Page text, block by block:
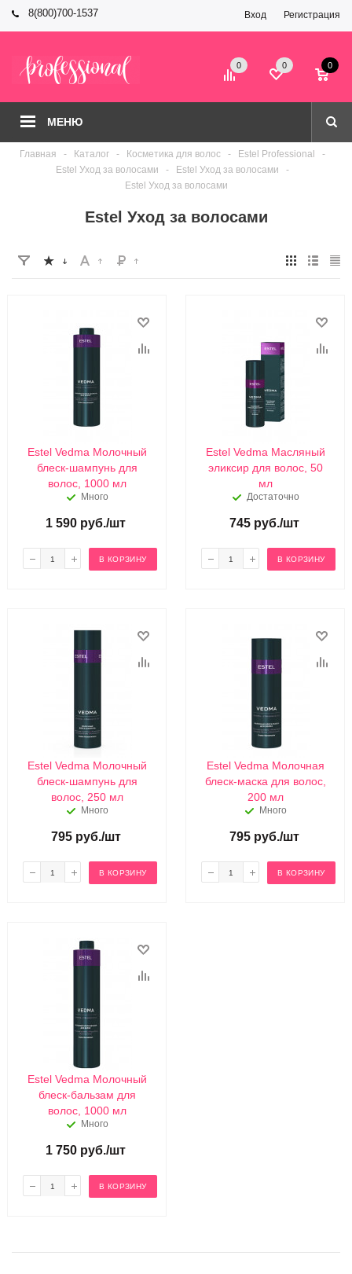
8(800)700-1537 Вход Регистрация
МЕНЮ
0 0 0
Главная - Каталог - Косметика для волос - Estel Professional
-
Estel Уход за волосами
- Estel Уход за волосами
-
Estel Уход за волосами
Estel Уход за волосами
Estel Vedma Молочный
блеск-шампунь для
волос, 1000 мл
Много
1 590 руб./шт
В КОРЗИНУ
Estel Vedma Масляный
эликсир для волос, 50
мл
Достаточно
745руб./шт
В КОРЗИНУ
Estel Vedma Молочный
блеск-шампунь для
волос, 250 мл
Много
795руб./шт
В КОРЗИНУ
Estel Vedma Молочная
блеск-маска для волос,
200 мл
Много
795руб./шт
В КОРЗИНУ
Estel Vedma Молочный
блеск-бальзам для
волос, 1000 мл
Много
1 750 руб./шт
В КОРЗИНУ